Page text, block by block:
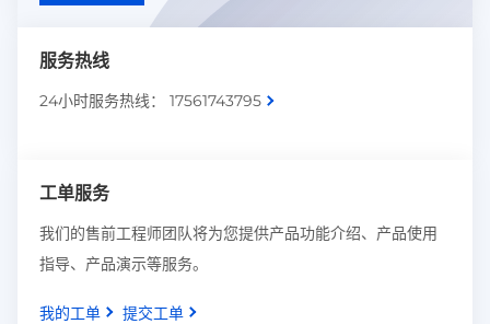
服务热线
24小时服务热线： 17561743795
工单服务
我们的售前工程师团队将为您提供产品功能介绍、产品使用
指导、产品演示等服务。
我的工单 提交工单